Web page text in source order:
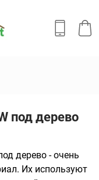
под дерево
дерево - очень
Их используют